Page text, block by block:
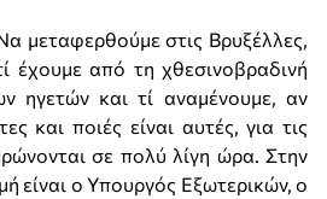
μεταφερθούμε στις Βρυξέλλες,
έχουμε από τη χθεσινοβραδινή
ηγετών και τί αναμένουμε, αν
και ποιές είναι αυτές, για τις
σε πολύ λίγη ώρα. Στην
είναι ο Υπουργός Εξωτερικών, ο